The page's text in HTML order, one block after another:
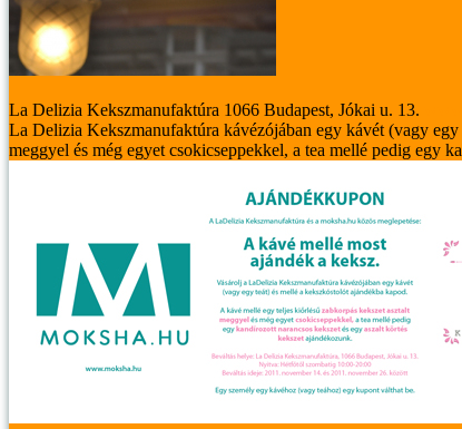
La Delizia Kekszmanufaktúra 1066 Budapest, Jókai u. 13.
La Delizia Kekszmanufaktúra kávézójában egy kávét (vagy
meggyel és még egyet csokicseppekkel, a tea mellé pedig egy